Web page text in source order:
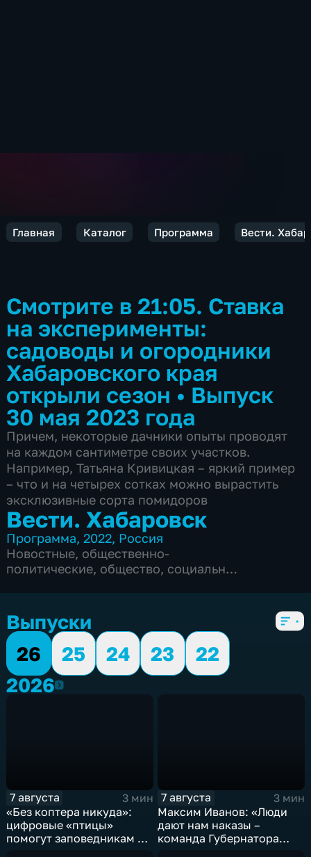
Главная Каталог Программа Вести.
Смотрите в 21:05. Ставка
на эксперименты:
садоводы и огородники
Хабаровского края
открыли сезон • Выпуск
30 мая 2023 года
Причем, некоторые дачники опыты проводят
на каждом сантиметре своих участков.
Например, Татьяна Кривицкая – яркий пример
– что и на четырех сотках можно вырастить
эксклюзивные сорта помидоров
Вести. Хабаровск
Программа,2022, Россия
Новостные, общественно-
политические, общество, социально-
Выпуски
26
25 24 23
22
20262026
7 августа
3 мин
«Без коптера никуда»:
цифровые «птицы»
помогут заповедникам в
7 августа
3 мин
Максим Иванов: «Люди
дают нам наказы –
команда Губернатора